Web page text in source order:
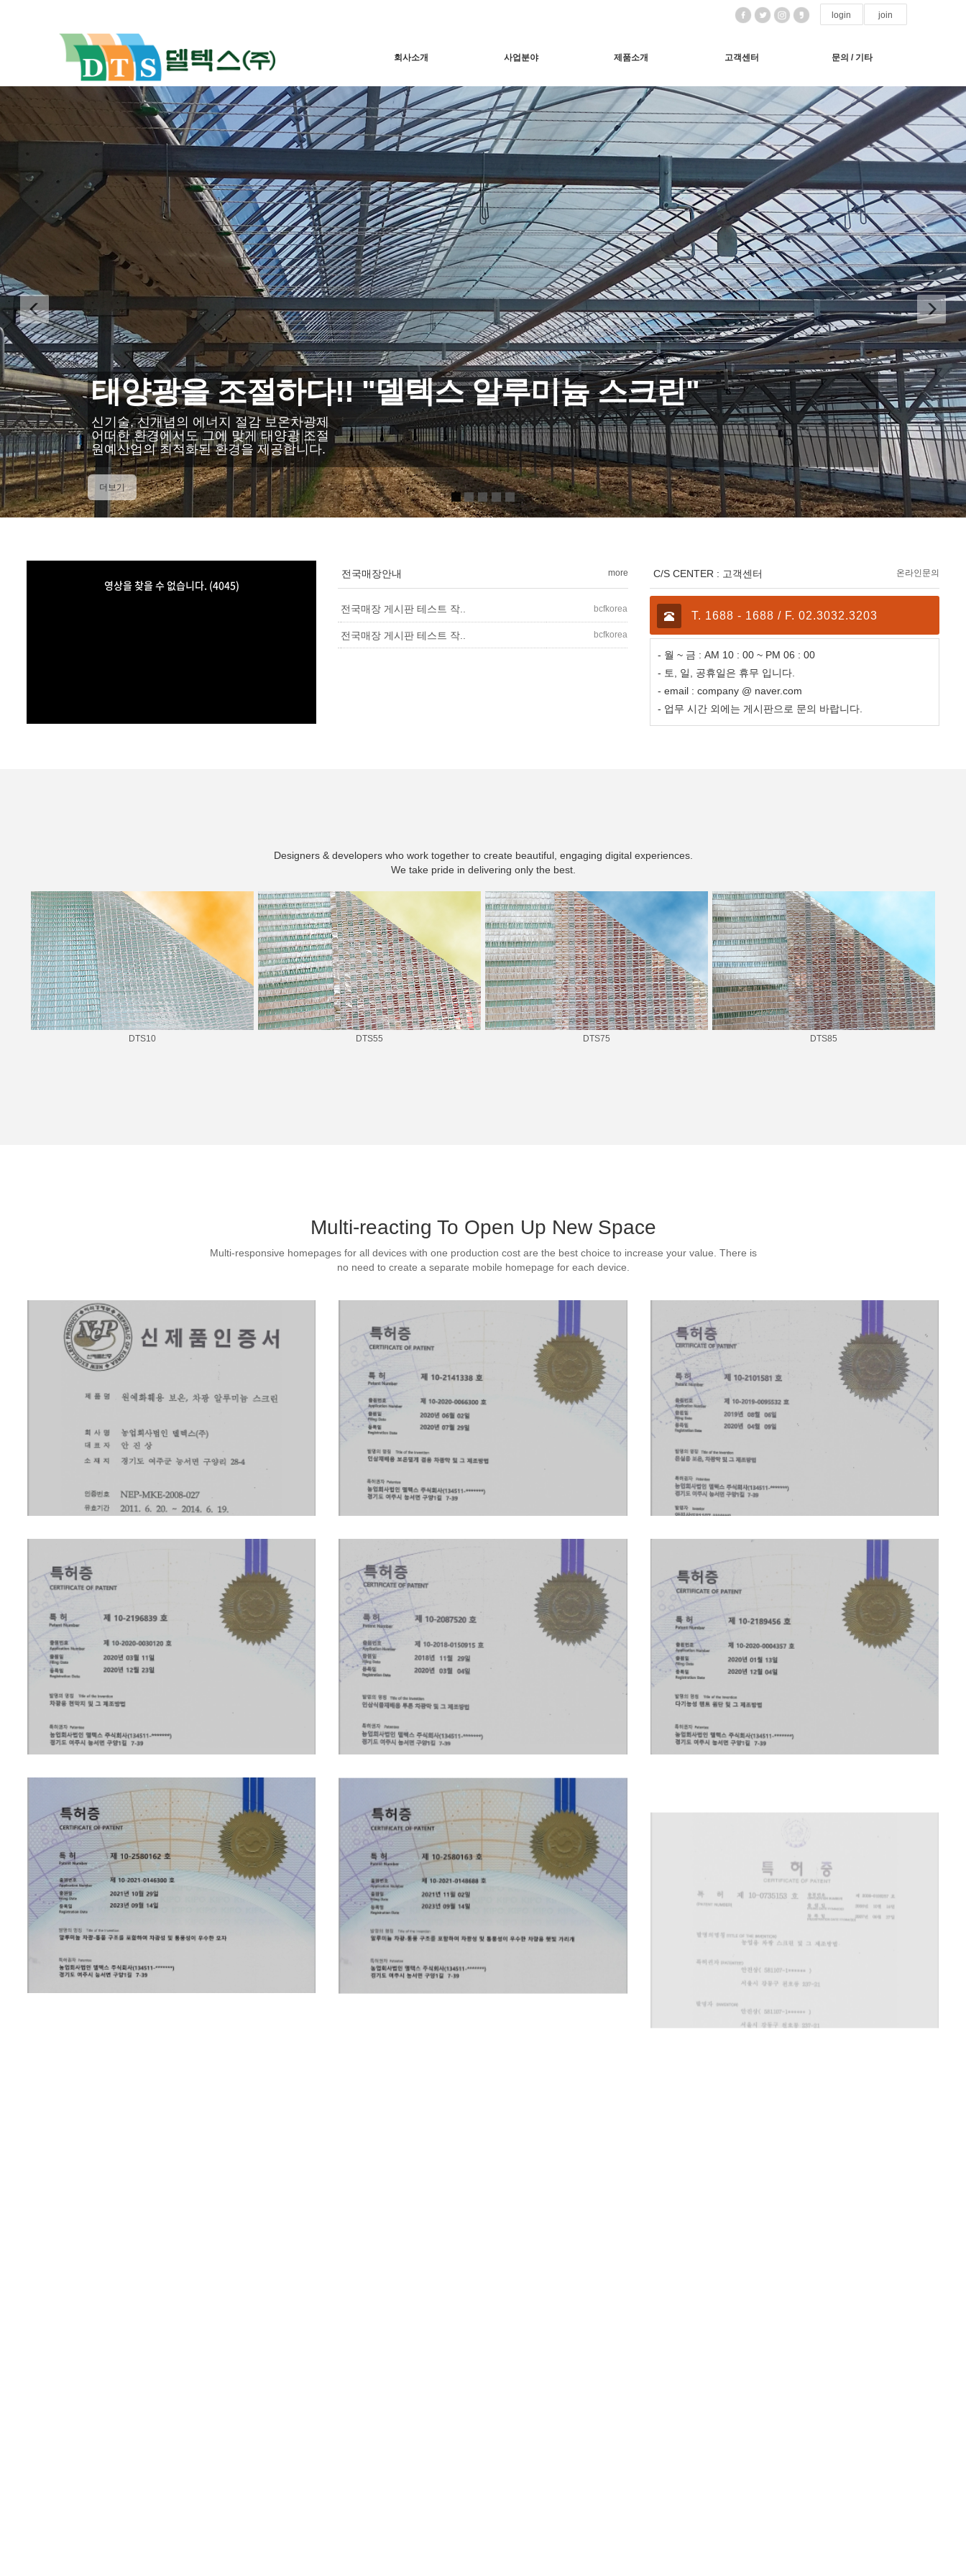
login join
회사소개 사업분야 제품소개 고객센터 문의 / 기타
햇빛을 조절하세요! “Del Tex 알루미늄 스크린”
신기술, 새로운 개념의 에너지 절감형 차열 솔루션
어떤 환경에서도 뛰어난 태양광 제어
원예 산업에 최적화된 환경을 제공합니다.
더보기
전국매장안내 more
전국매장 게시판 테스트 작.. bcfkorea
전국매장 게시판 테스트 작.. bcfkorea
C/S CENTER : 고객센터 온라인문의
T. 1688 - 1688 / F. 02.3032.3203
- 월 ~ 금 : AM 10 : 00 ~ PM 06 : 00
- 토, 일, 공휴일은 휴무 입니다.
- email : company @ naver.com
- 업무 시간 외에는 게시판으로 문의 바랍니다.
Designers & developers who work together to create beautiful, engaging digital experiences.
We take pride in delivering only the best.
DTS10 DTS55 DTS75 DTS85
Multi-reacting To Open Up New Space
Multi-responsive homepages for all devices with one production cost are the best choice to increase your value. There is
no need to create a separate mobile homepage for each device.